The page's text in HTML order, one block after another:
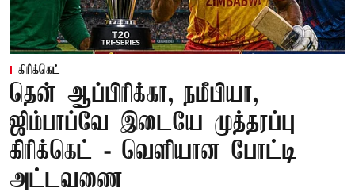
கிரிக்கெட்
தென் ஆப்பிரிக்கா, நமீபியா,
ஜிம்பாப்வே இடையே முத்தரப்பு
கிரிக்கெட் - வெளியான போட்டி
அட்டவணை